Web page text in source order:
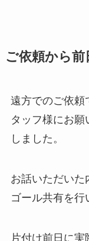
ご依頼から前
遠方でのご依頼
タッフ様にお
しました。
お話いただいた
ゴール共有を行
片付け前日に